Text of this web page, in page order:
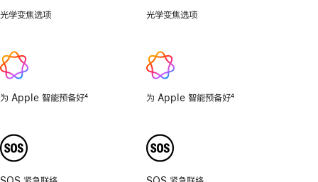
光学变焦选项
为 Apple 智能预备好4
光学变焦选项
为 Apple 智能预备好4